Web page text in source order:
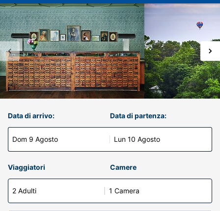
Data di arrivo:
Dom 9 Agosto
Data di partenza:
Lun 10 Agosto
Viaggiatori Camere
2 Adulti 1 Camera